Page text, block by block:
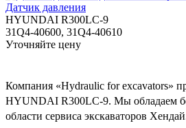
Датчик давления
HYUNDAI R300LC-9
31Q4-40600, 31Q4-40610
Уточняйте цену
Компания «Hydraulic for excavators»
HYUNDAI R300LC-9. Мы обладаем
области сервиса экскаваторов